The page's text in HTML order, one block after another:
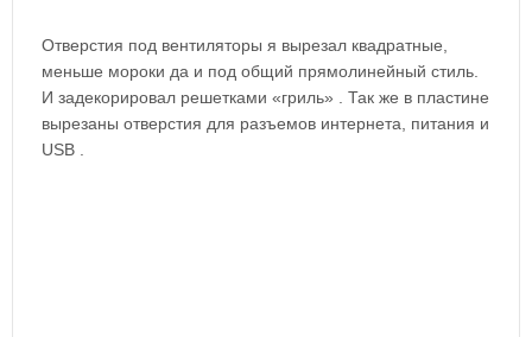
Отверстия под вентиляторы я вырезал квадратные,
меньше мороки да и под общий прямолинейный стиль.
И задекорировал решетками «гриль» . Так же в пластине
вырезаны отверстия для разъемов интернета, питания и
USB .